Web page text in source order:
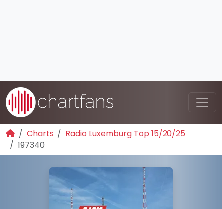
Charts
Radio Luxemburg Top 15/20/25
197340